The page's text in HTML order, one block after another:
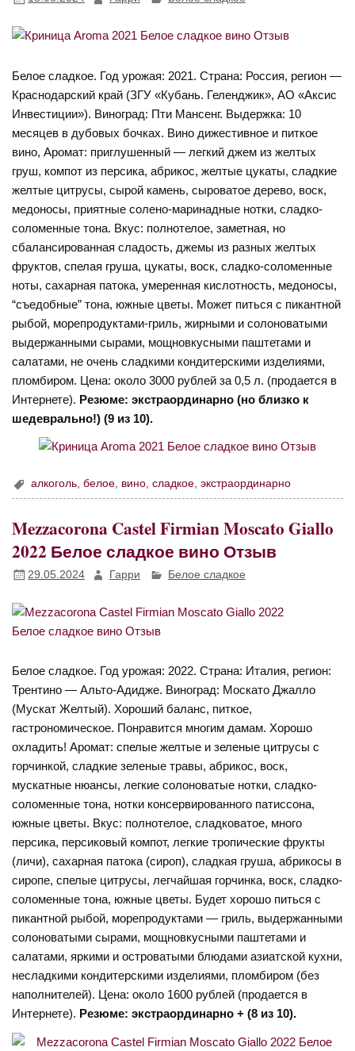
Белое сладкое. Год урожая: 2021. Страна: Россия, регион —
Краснодарский край (ЗГУ «Кубань. Геленджик», АО «Аксис
Инвестиции»). Виноград: Пти Мансенг. Выдержка: 10
месяцев в дубовых бочках. Вино дижестивное и питкое
вино, Аромат: приглушенный — легкий джем из желтых
груш, компот из персика, абрикос, желтые цукаты, сладкие
желтые цитрусы, сырой камень, сыроватое дерево, воск,
медоносы, приятные солено-маринадные нотки, сладко-
соломенные тона. Вкус: полнотелое, заметная, но
сбалансированная сладость, джемы из разных желтых
фруктов, спелая груша, цукаты, воск, сладко-соломенные
ноты, сахарная патока, умеренная кислотность, медоносы,
“съедобные” тона, южные цветы. Может питься с пикантной
рыбой, морепродуктами-гриль, жирными и солоноватыми
выдержанными сырами, мощновкусными паштетами и
салатами, не очень сладкими кондитерскими изделиями,
пломбиром. Цена: около 3000 рублей за 0,5 л. (продается в
Интернете). Резюме: экстраординарно (но близко к
шедеврально!) (9 из 10).
алкоголь,белое, вино,сладкое,экстраординарно
Mezzacorona Castel Firmian Moscato Giallo
2022 Белое сладкое вино Отзыв
29.05.2024 Гарри Белое сладкое
Белое сладкое. Год урожая: 2022. Страна: Италия, регион:
Трентино — Альто-Адидже. Виноград: Москато Джалло
(Мускат Желтый). Хороший баланс, питкое,
гастрономическое. Понравится многим дамам. Хорошо
охладить! Аромат: спелые желтые и зеленые цитрусы с
горчинкой, сладкие зеленые травы, абрикос, воск,
мускатные нюансы, легкие солоноватые нотки, сладко-
соломенные тона, нотки консервированного патиссона,
южные цветы. Вкус: полнотелое, сладковатое, много
персика, персиковый компот, легкие тропические фрукты
(личи), сахарная патока (сироп), сладкая груша, абрикосы в
сиропе, спелые цитрусы, легчайшая горчинка, воск, сладко-
соломенные тона, южные цветы. Будет хорошо питься с
пикантной рыбой, морепродуктами — гриль, выдержанными
солоноватыми сырами, мощновкусными паштетами и
салатами, яркими и островатыми блюдами азиатской кухни,
несладкими кондитерскими изделиями, пломбиром (без
наполнителей). Цена: около 1600 рублей (продается в
Интернете). Резюме: экстраординарно + (8 из 10).